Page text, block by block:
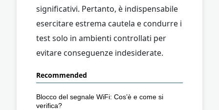
significativi. Pertanto, è indispensabile
esercitare estrema cautela e condurre i
test solo in ambienti controllati per
evitare conseguenze indesiderate.
Recommended
Blocco del segnale WiFi: Cos’è e come si
verifica?